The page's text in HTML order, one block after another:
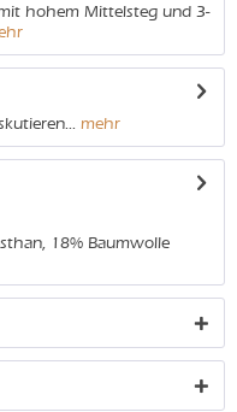
hohem Mittelsteg und 3-
mehr
18% Baumwolle